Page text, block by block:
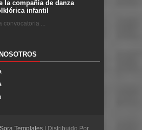
la compañía de danza
infantil
convocatoria ...
Sora Templates | Distribuido Por